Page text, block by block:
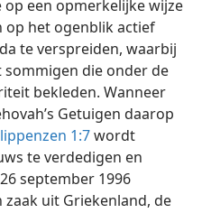
een opmerkelijke wijze
op het ogenblik actief
te verspreiden, waarbij
sommigen die onder de
bekleden. Wanneer
Getuigen daarop
1:7wordt
te verdedigen en
september 1996
uit Griekenland, de